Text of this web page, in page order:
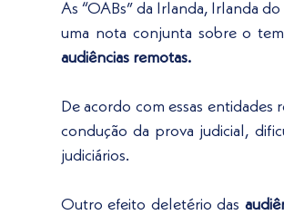
As “OABs” da Irlanda, Irlanda
audiências remotas.
De acordo com essas entidades
condução da prova judicial,
judiciários.
Outro efeito deletério das